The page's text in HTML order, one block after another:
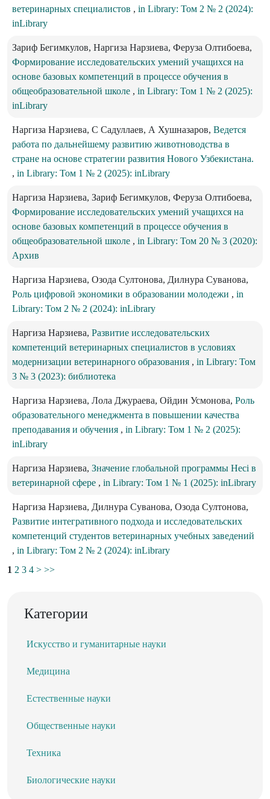
ветеринарных специалистов , in Library: Том 2 № 2 (2024):
inLibrary
Зариф Бегимкулов, Наргиза Нарзиева, Феруза Олтибоева,
Формирование исследовательских умений учащихся на
основе базовых компетенций в процессе обучения в
общеобразовательной школе , in Library: Том 1 № 2 (2025):
inLibrary
Наргиза Нарзиева, С Садуллаев, А Хушназаров, Ведется
работа по дальнейшему развитию животноводства в
стране на основе стратегии развития Нового Узбекистана.
, in Library: Том 1 № 2 (2025): inLibrary
Наргиза Нарзиева, Зариф Бегимкулов, Феруза Олтибоева,
Формирование исследовательских умений учащихся на
основе базовых компетенций в процессе обучения в
общеобразовательной школе , in Library: Том 20 № 3 (2020):
Архив
Наргиза Нарзиева, Озода Султонова, Дилнура Суванова,
Роль цифровой экономики в образовании молодежи , in
Library: Том 2 № 2 (2024): inLibrary
Наргиза Нарзиева, Развитие исследовательских
компетенций ветеринарных специалистов в условиях
модернизации ветеринарного образования , in Library: Том
3 № 3 (2023): библиотека
Наргиза Нарзиева, Лола Джураева, Ойдин Усмонова, Роль
образовательного менеджмента в повышении качества
преподавания и обучения , in Library: Том 1 № 2 (2025):
inLibrary
Наргиза Нарзиева, Значение глобальной программы Heci в
ветеринарной сфере , in Library: Том 1 № 1 (2025): inLibrary
Наргиза Нарзиева, Дилнура Суванова, Озода Султонова,
Развитие интегративного подхода и исследовательских
компетенций студентов ветеринарных учебных заведений
, in Library: Том 2 № 2 (2024): inLibrary
1 2 3 4 > >>
Категории
Искусство и гуманитарные науки
Медицина
Естественные науки
Общественные науки
Техника
Биологические науки